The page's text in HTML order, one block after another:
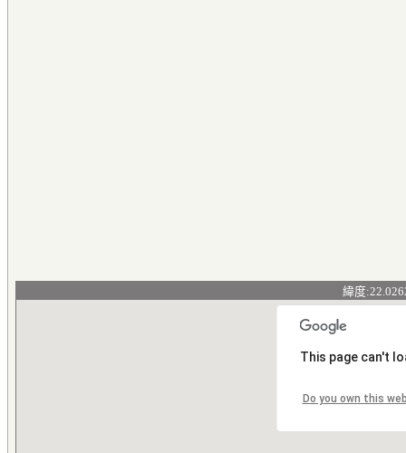
緯度
This page can't
Do you own this